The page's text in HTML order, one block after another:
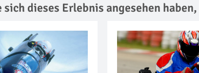
sich dieses Erlebnis angesehen haben,